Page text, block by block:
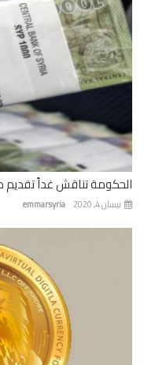
تناقش غداً تقديم
emmarsyria 4, 2020